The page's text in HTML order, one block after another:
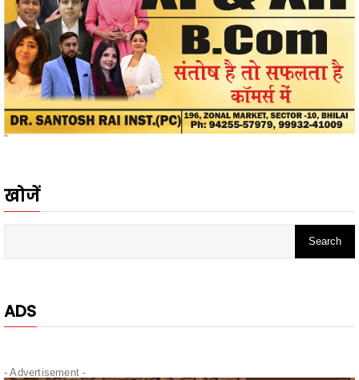
"
खोजें
ADS
- Advertisement -